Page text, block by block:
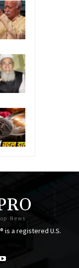
News
is a registered U.S.